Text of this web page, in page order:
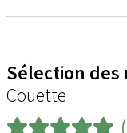
Sélection des
Couette